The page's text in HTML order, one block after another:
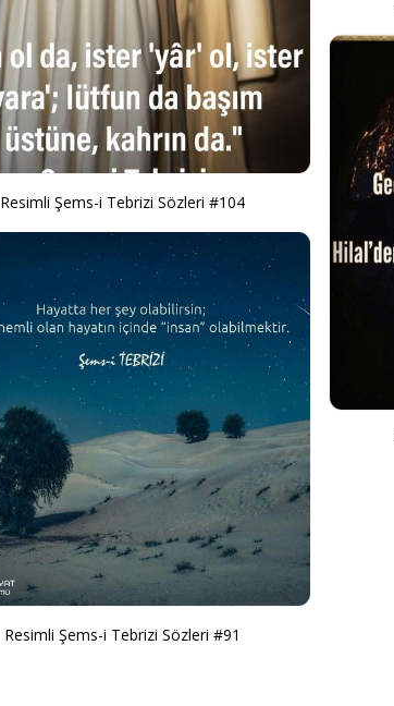
Resimli Şems-i Tebrizi Sözleri #104
Resimli Şems-i Tebrizi Sözleri #91